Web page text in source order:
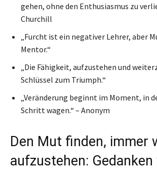
gehen, ohne den Enthusiasmus zu
Churchill
„Furcht ist ein negativer Lehrer, aber
Mentor.“
„Die Fähigkeit, aufzustehen und
Schlüssel zum Triumph.“
„Veränderung beginnt im Moment, in
Schritt wagen.“ – Anonym
Den Mut finden, immer
aufzustehen: Gedanken